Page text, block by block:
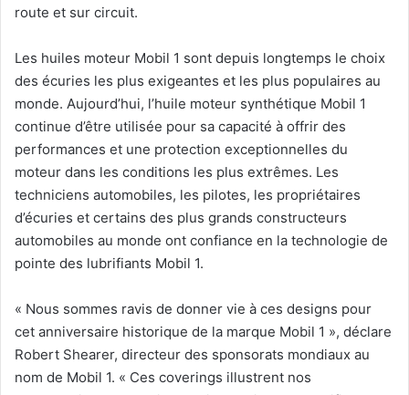
route et sur circuit.
Les huiles moteur Mobil 1 sont depuis longtemps le choix
des écuries les plus exigeantes et les plus populaires au
monde. Aujourd’hui, l’huile moteur synthétique Mobil 1
continue d’être utilisée pour sa capacité à offrir des
performances et une protection exceptionnelles du
moteur dans les conditions les plus extrêmes. Les
techniciens automobiles, les pilotes, les propriétaires
d’écuries et certains des plus grands constructeurs
automobiles au monde ont confiance en la technologie de
pointe des lubrifiants Mobil 1.
« Nous sommes ravis de donner vie à ces designs pour
cet anniversaire historique de la marque Mobil 1 », déclare
Robert Shearer, directeur des sponsorats mondiaux au
nom de Mobil 1. « Ces coverings illustrent nos